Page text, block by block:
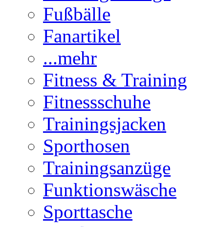
Fußbälle
Fanartikel
...mehr
Fitness & Training
Fitnessschuhe
Trainingsjacken
Sporthosen
Trainingsanzüge
Funktionswäsche
Sporttasche